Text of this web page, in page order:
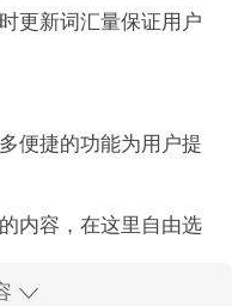
更新词汇量保证用户
捷的功能为用户提
容，在这里自由选